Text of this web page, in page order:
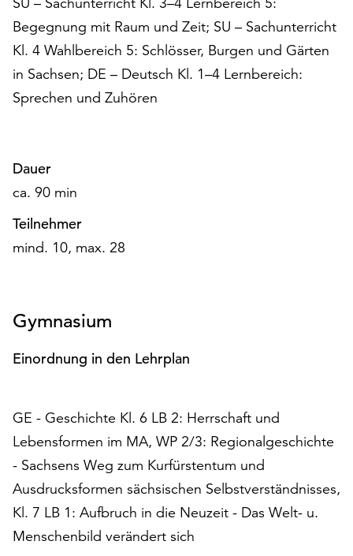
die
Einstellungen
über
die
Schaltfläche
„Auswählen“.
finden
in
unserer
Datenschutzerklärung
oder
Begegnung mit Raum und Zeit; SU – Sachunterricht
Kl. 4 Wahlbereich 5: Schlösser, Burgen und Gärten
in Sachsen; DE – Deutsch Kl. 1–4 Lernbereich:
Sprechen und Zuhören
Dauer
ca. 90 min
Teilnehmer
mind. 10, max. 28
Gymnasium
Einordnung in den Lehrplan
GE - Geschichte Kl. 6 LB 2: Herrschaft und
Lebensformen im MA, WP 2/3: Regionalgeschichte
- Sachsens Weg zum Kurfürstentum und
Ausdrucksformen sächsischen Selbstverständnisses,
Kl. 7 LB 1: Aufbruch in die Neuzeit - Das Welt- u.
Menschenbild verändert sich